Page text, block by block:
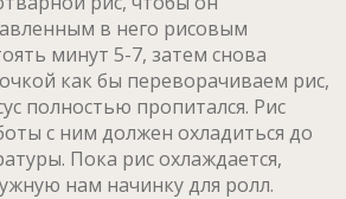
в него рисовым
минут 5-7, затем снова
как бы переворачиваем рис,
полностью пропитался. Рис
с ним должен охладиться до
Пока рис охлаждается,
нам начинку для ролл.